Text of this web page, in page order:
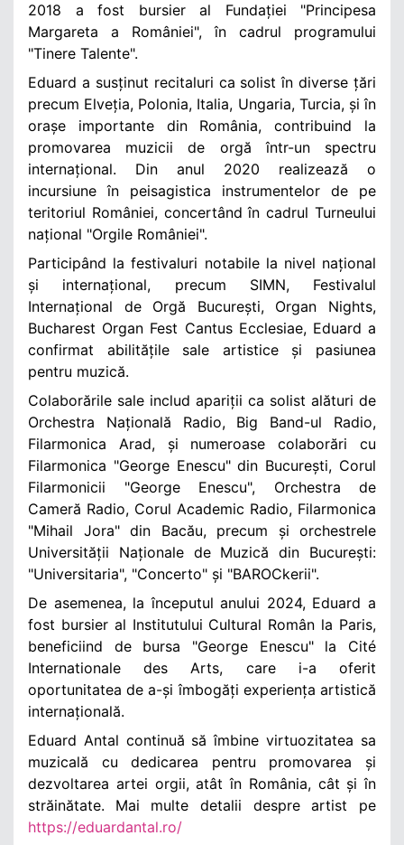
2018 a fost bursier al Fundației "Principesa
Margareta a României", în cadrul programului
"Tinere Talente".
Eduard a susținut recitaluri ca solist în diverse țări
precum Elveția, Polonia, Italia, Ungaria, Turcia, și în
orașe importante din România, contribuind la
promovarea muzicii de orgă într-un spectru
internațional. Din anul 2020 realizează o
incursiune în peisagistica instrumentelor de pe
teritoriul României, concertând în cadrul Turneului
național "Orgile României".
Participând la festivaluri notabile la nivel național
și internațional, precum SIMN, Festivalul
Internațional de Orgă București, Organ Nights,
Bucharest Organ Fest Cantus Ecclesiae, Eduard a
confirmat abilitățile sale artistice și pasiunea
pentru muzică.
Colaborările sale includ apariții ca solist alături de
Orchestra Națională Radio, Big Band-ul Radio,
Filarmonica Arad, și numeroase colaborări cu
Filarmonica "George Enescu" din București, Corul
Filarmonicii "George Enescu", Orchestra de
Cameră Radio, Corul Academic Radio, Filarmonica
"Mihail Jora" din Bacău, precum și orchestrele
Universității Naționale de Muzică din București:
"Universitaria", "Concerto" și "BAROCkerii".
De asemenea, la începutul anului 2024, Eduard a
fost bursier al Institutului Cultural Român la Paris,
beneficiind de bursa "George Enescu" la Cité
Internationale des Arts, care i-a oferit
oportunitatea de a-și îmbogăți experiența artistică
internațională.
Eduard Antal continuă să îmbine virtuozitatea sa
muzicală cu dedicarea pentru promovarea și
dezvoltarea artei orgii, atât în România, cât și în
străinătate.
Mai multe detalii despre artist pe
https://eduardantal.ro/